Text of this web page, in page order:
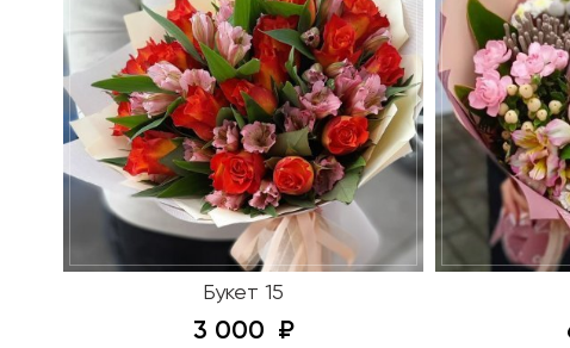
Букет 15
3 000